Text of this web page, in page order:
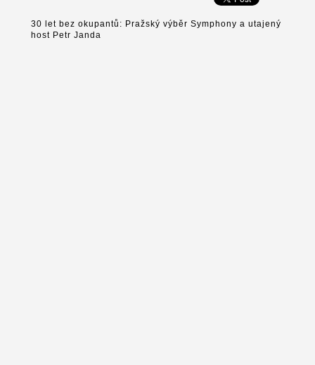
30 let bez okupantů: Pražský výběr Symphony a utajený
host Petr Janda